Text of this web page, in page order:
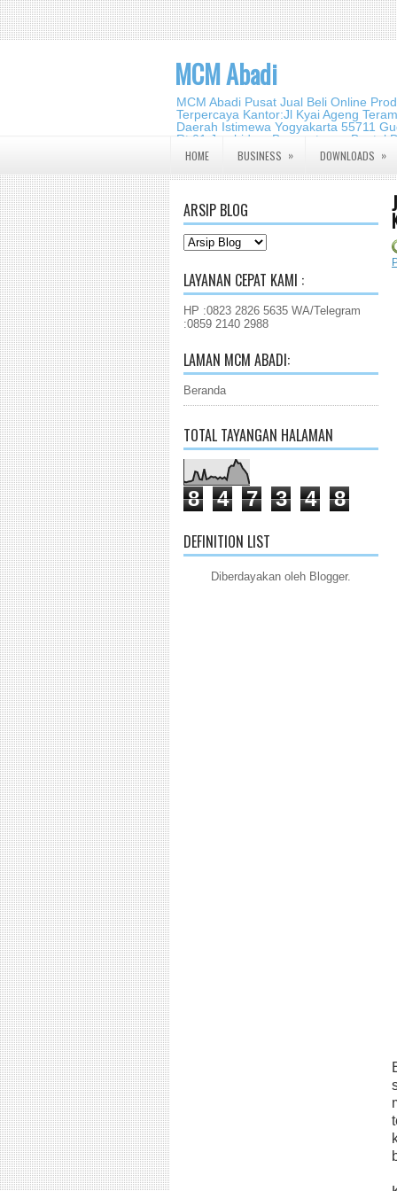
MCM Abadi
MCM Abadi Pusat Jual Beli Online
Terpercaya Kantor:Jl Kyai Ageng
Daerah Istimewa Yogyakarta 55711
Rt.01,Jambidan,
2140 2988
HOME BUSINESS » DOWNLOADS »
ARSIP BLOG
LAYANAN CEPAT KAMI :
HP :0823 2826 5635 WA/Telegram
:0859 2140 2988
LAMAN MCM ABADI:
Beranda
TOTAL TAYANGAN HALAMAN
8 4 7 3 4 8
DEFINITION LIST
Diberdayakan oleh Blogger.